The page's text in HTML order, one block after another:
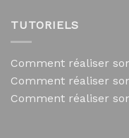
TUTORIELS
Comment réaliser
Comment réaliser
Comment réaliser